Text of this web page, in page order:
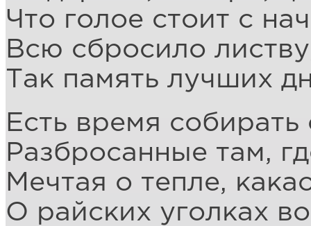
Что голое стоит с
Всю сбросило
Так память лучших
Есть время
Разбросанные там,
Мечтая о тепле,
О райских уголках